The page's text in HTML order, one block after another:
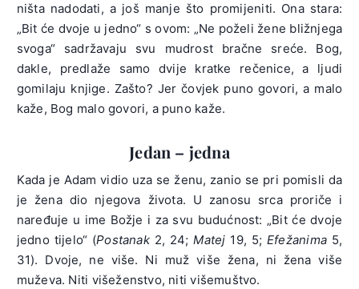
ništa nadodati, a još manje što promijeniti. Ona stara:
„Bit će dvoje u jedno“ s ovom: „Ne poželi žene bližnjega
svoga“ sadržavaju svu mudrost bračne sreće. Bog,
dakle, predlaže samo dvije kratke rečenice, a ljudi
gomilaju knjige. Zašto? Jer čovjek puno govori, a malo
kaže, Bog malo govori, a puno kaže.
Jedan – jedna
Kada je Adam vidio uza se ženu, zanio se pri pomisli da
je žena dio njegova života. U zanosu srca proriče i
naređuje u ime Božje i za svu budućnost: „Bit će dvoje
jedno tijelo“ (Postanak2, 24;Matej 19, 5;Efežanima5,
31). Dvoje, ne više. Ni muž više žena, ni žena više
muževa. Niti višeženstvo, niti višemuštvo.